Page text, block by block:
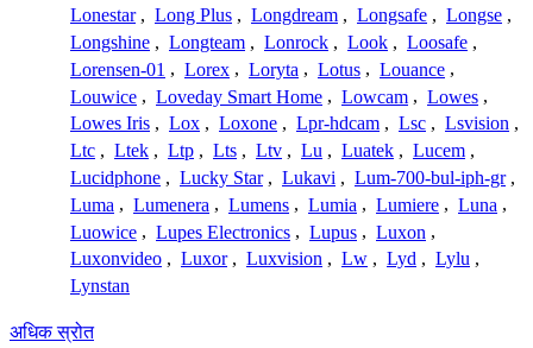
Lonestar , Long Plus , Longdream , Longsafe , Longse ,
Longshine , Longteam , Lonrock , Look , Loosafe ,
Lorensen-01 , Lorex , Loryta , Lotus , Louance ,
Louwice , Loveday Smart Home , Lowcam , Lowes ,
Lowes Iris , Lox , Loxone , Lpr-hdcam , Lsc , Lsvision ,
Ltc , Ltek , Ltp , Lts , Ltv , Lu , Luatek , Lucem ,
Lucidphone , Lucky Star , Lukavi , Lum-700-bul-iph-gr ,
Luma , Lumenera , Lumens , Lumia , Lumiere , Luna ,
Luowice , Lupes Electronics , Lupus , Luxon ,
Luxonvideo , Luxor , Luxvision , Lw , Lyd , Lylu ,
Lynstan
अधिक स्रोत